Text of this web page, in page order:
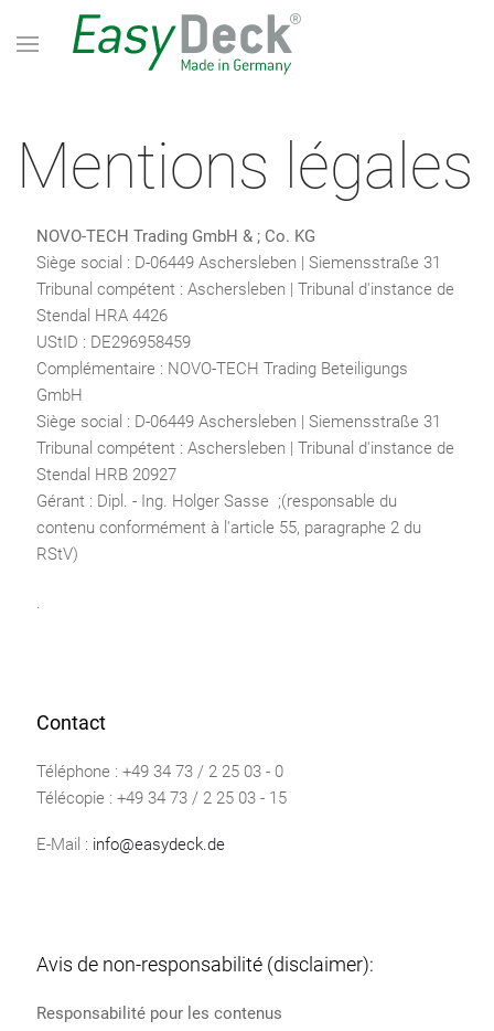
Mentions légales
NOVO-TECH Trading GmbH & ; Co. KG
Siège social : D-06449 Aschersleben | Siemensstraße 31
Tribunal compétent : Aschersleben | Tribunal d'instance de
Stendal HRA 4426
UStID : DE296958459
Complémentaire : NOVO-TECH Trading Beteiligungs
GmbH
Siège social : D-06449 Aschersleben | Siemensstraße 31
Tribunal compétent : Aschersleben | Tribunal d'instance de
Stendal HRB 20927
Gérant : Dipl. - Ing. Holger Sasse ;(responsable du
contenu conformément à l'article 55, paragraphe 2 du
RStV)
.
Contact
Téléphone : +49 34 73 / 2 25 03 - 0
Télécopie : +49 34 73 / 2 25 03 - 15
E-Mail : info@easydeck.de
Avis de non-responsabilité (disclaimer):
Responsabilité pour les contenus